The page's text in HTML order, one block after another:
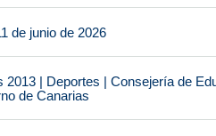
de junio de 2026
2013 | Deportes | Consejería de
de Canarias